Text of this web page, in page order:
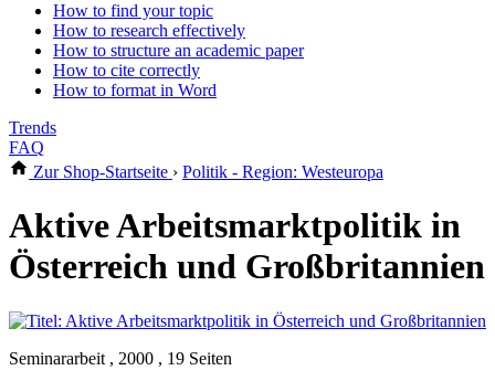
How to find your topic
How to research effectively
How to structure an academic paper
How to cite correctly
How to format in Word
Trends
FAQ
Zur Shop-Startseite › Politik - Region: Westeuropa
Aktive Arbeitsmarktpolitik in
Österreich und Großbritannien
Seminararbeit , 2000 , 19 Seiten